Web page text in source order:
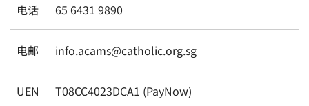
电话 65 6431 9890
电邮 info.acams@catholic.org.sg
UEN T08CC4023DCA1 (PayNow)